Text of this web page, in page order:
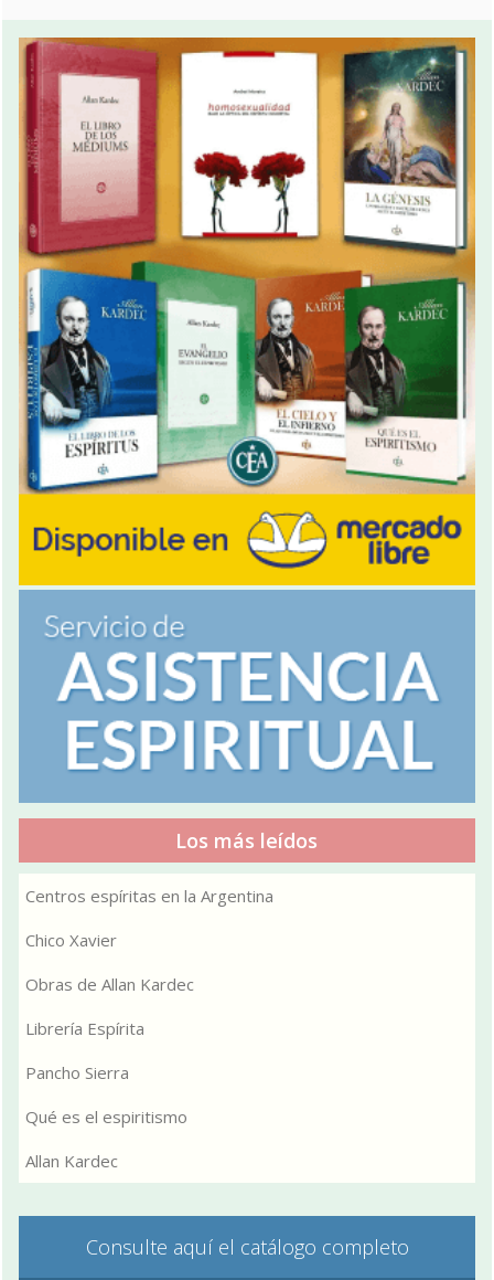
Los más leídos
Centros espíritas en la Argentina
Chico Xavier
Obras de Allan Kardec
Librería Espírita
Pancho Sierra
Qué es el espiritismo
Allan Kardec
Consulte aquí el catálogo completo